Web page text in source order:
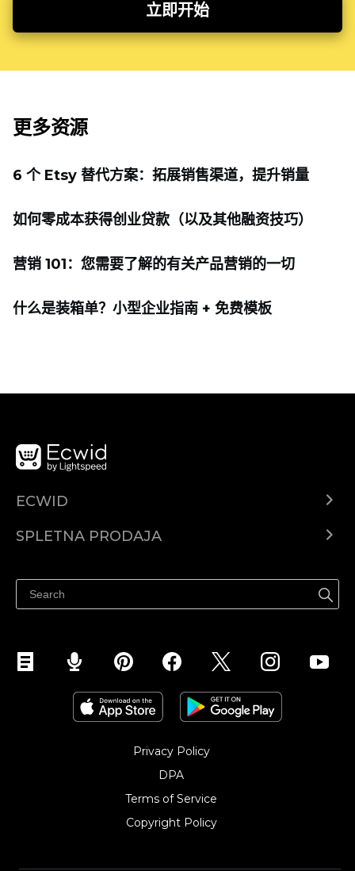
立即开始
更多资源
6 个 Etsy 替代方案：拓展销售渠道，提升销量
如何零成本获得创业贷款（以及其他融资技巧）
营销 101：您需要了解的有关产品营销的一切
什么是装箱单？小型企业指南 + 免费模板
ECWID
SPLETNA PRODAJA
Prodaja na Instagramu
Privacy Policy
DPA
Terms of Service
Copyright Policy‎